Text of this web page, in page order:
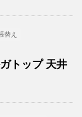
替え
トップ 天井